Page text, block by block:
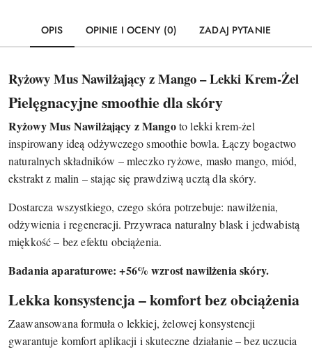
OPIS OPINIE I OCENY (0) ZADAJ PYTANIE
Ryżowy Mus Nawilżający z Mango – Lekki Krem-Żel
Pielęgnacyjne smoothie dla skóry
Ryżowy Mus Nawilżający z Mangoto lekki krem-żel
inspirowany ideą odżywczego smoothie bowla. Łączy bogactwo
naturalnych składników – mleczko ryżowe, masło mango, miód,
ekstrakt z malin – stając się prawdziwą ucztą dla skóry.
Dostarcza wszystkiego, czego skóra potrzebuje: nawilżenia,
odżywienia i regeneracji. Przywraca naturalny blask i jedwabistą
miękkość – bez efektu obciążenia.
Badania aparaturowe: +56% wzrost nawilżenia skóry.
Lekka konsystencja – komfort bez obciążenia
Zaawansowana formuła o lekkiej, żelowej konsystencji
gwarantuje komfort aplikacji i skuteczne działanie – bez uczucia